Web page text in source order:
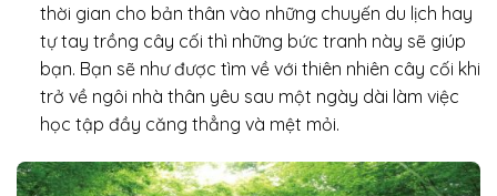
thời gian cho bản thân vào những chuyến du lịch hay
tự tay trồng cây cối thì những bức tranh này sẽ giúp
bạn. Bạn sẽ như được tìm về với thiên nhiên cây cối khi
trở về ngôi nhà thân yêu sau một ngày dài làm việc
học tập đầy căng thẳng và mệt mỏi.